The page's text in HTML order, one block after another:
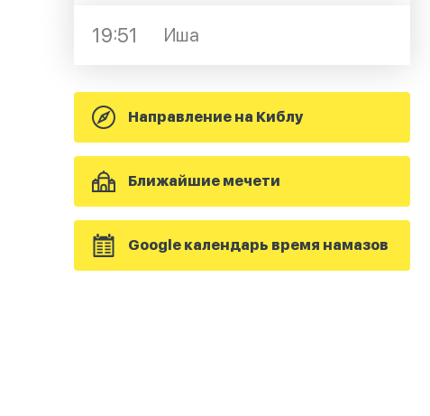
19:51 Иша
Направление на Киблу
Ближайшие мечети
Google календарь время намазов